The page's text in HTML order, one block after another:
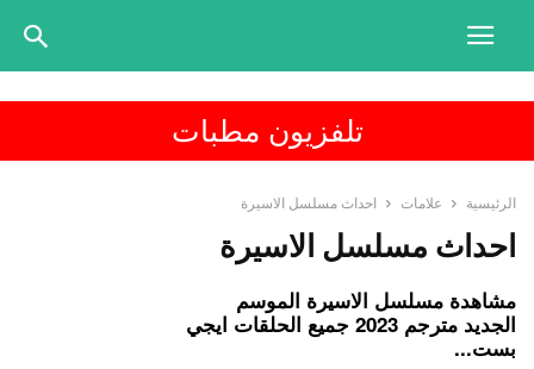
تلفزيون مطبات
الرئيسية علامات احداث مسلسل الاسيرة
احداث مسلسل الاسيرة
مشاهدة مسلسل الاسيرة الموسم
الجديد مترجم 2023 جميع الحلقات ايجي
بست...